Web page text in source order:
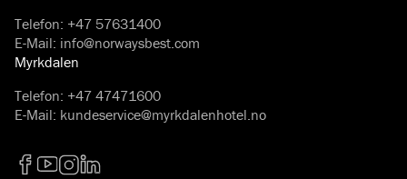
Telefon: +47 57631400
E-Mail: info@norwaysbest.com
Myrkdalen
Telefon: +47 47471600
E-Mail: kundeservice@myrkdalenhotel.no